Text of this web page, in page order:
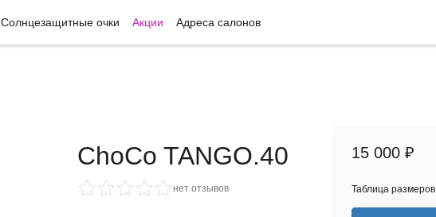
Солнцезащитные очки Акции Адреса салонов
ChoCo TANGO.40
нет отзывов
15 000 ₽
Таблица размеров